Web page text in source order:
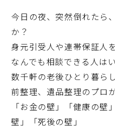
今日の夜、突然倒れたら
か？
身元引受人や連帯保証人
なんでも相談できる人は
数千軒の老後ひとり暮ら
前整理、遺品整理のプロ
「お金の壁」「健康の壁
壁」「死後の壁」